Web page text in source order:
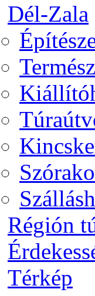
Dél-Zala
Régión
Térkép